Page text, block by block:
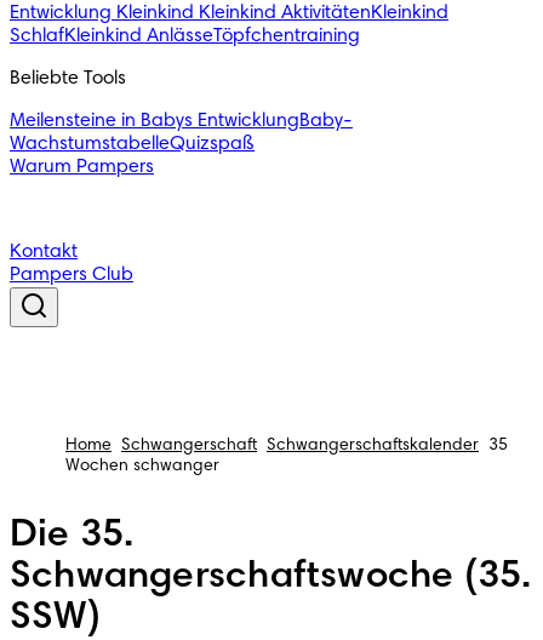
Entwicklung Kleinkind Kleinkind AktivitätenKleinkind
SchlafKleinkind AnlässeTöpfchentraining
Beliebte Tools
Meilensteine in Babys EntwicklungBaby-
WachstumstabelleQuizspaß
Warum Pampers
Kontakt
Pampers Club
Home Schwangerschaft Schwangerschaftskalender
35
Wochen schwanger
Die 35.
Schwangerschaftswoche (35.
SSW)